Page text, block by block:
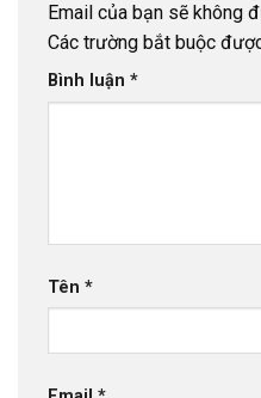
Email của bạn sẽ không
Các trường bắt buộc
Bình luận *
Tên *